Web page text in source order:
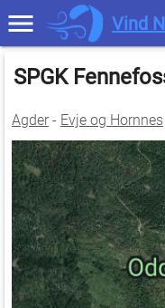
Vind
SPGK
Agder - Evje og Hornnes